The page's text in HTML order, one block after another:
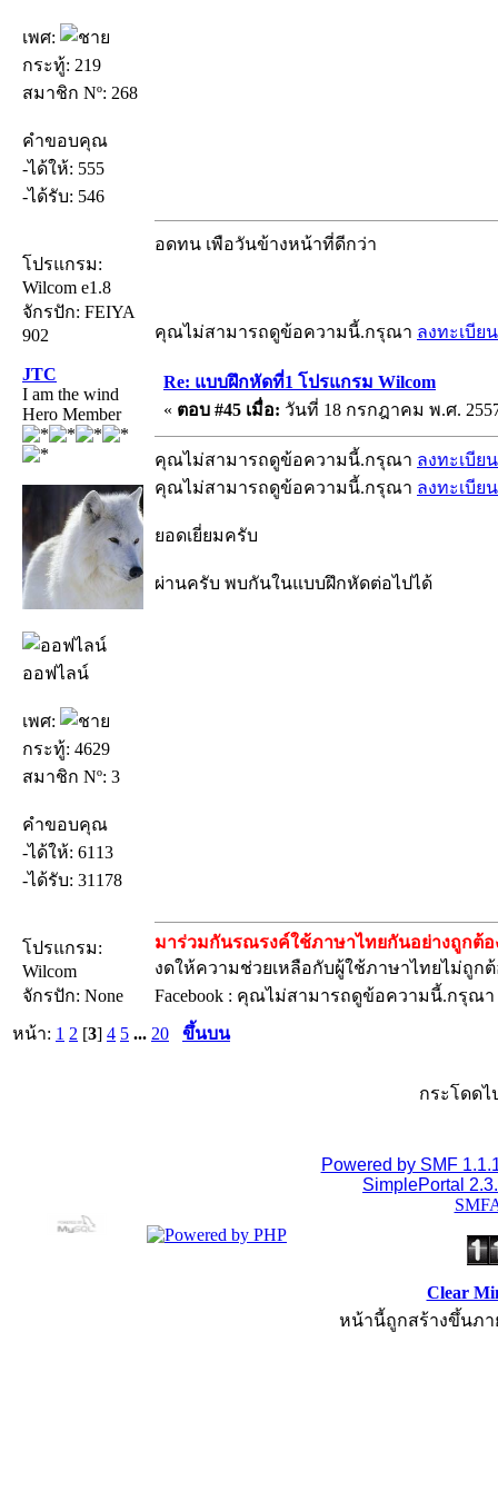
เพศ:
กระทู้: 219
สมาชิก Nº: 268
คำขอบคุณ
-ได้ให้: 555
-ได้รับ: 546
โปรแกรม:
Wilcom e1.8
จักรปัก: FEIYA
902
อดทน เพือวันข้างหน้าที่ดีกว่า
คุณไม่สามารถดูข้อความนี้.กรุณา ลงทะเบียน
JTC
I am the wind
Hero Member
ออฟไลน์
เพศ:
กระทู้: 4629
สมาชิก Nº: 3
คำขอบคุณ
-ได้ให้: 6113
-ได้รับ: 31178
โปรแกรม:
Wilcom
จักรปัก: None
Re: แบบฝึกหัดที่1 โปรแกรม Wilcom
« ตอบ #45 เมื่อ: วันที่ 18 กรกฎาคม พ.ศ.
คุณไม่สามารถดูข้อความนี้.กรุณา ลงทะเบียน
คุณไม่สามารถดูข้อความนี้.กรุณา ลงทะเบียน
ยอดเยี่ยมครับ
ผ่านครับ พบกันในแบบฝึกหัดต่อไปได้
มาร่วมกันรณรงค์ใช้ภาษาไทยกันอย่างถูกต้อ
งดให้ความช่วยเหลือกับผู้ใช้ภาษาไทยไม่ถูกต้
Facebook : คุณไม่สามารถดูข้อความนี้.กรุณา
หน้า: 1 2 [3] 4 5 ... 20 ขึ้นบน
กระโดดไ
Powered by SMF
SimplePortal
Clear
หน้านี้ถูกสร้างขึ้นภา